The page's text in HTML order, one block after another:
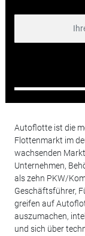
Autoflotte ist die
Flottenmarkt im
wachsenden
Unternehmen,
als zehn PKW/
Geschäftsführer,
greifen auf
auszumachen,
und sich über